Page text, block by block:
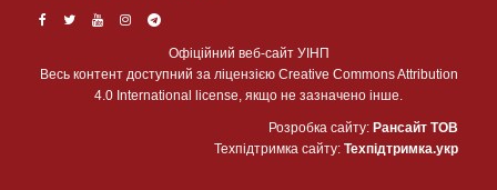
Офіційний веб-сайт УІНП
Весь контент доступний за ліцензією Creative Commons Attribution
4.0 International license, якщо не зазначено інше.
Розробка сайту: Рансайт ТОВ
Техпідтримка сайту: Техпідтримка.укр